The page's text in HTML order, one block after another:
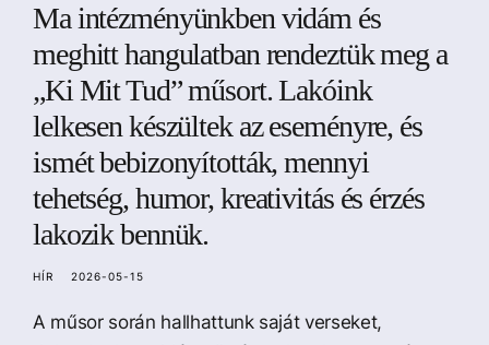
Ma intézményünkben vidám és
meghitt hangulatban rendeztük meg a
„Ki Mit Tud” műsort. Lakóink
lelkesen készültek az eseményre, és
ismét bebizonyították, mennyi
tehetség, humor, kreativitás és érzés
lakozik bennük.
HÍR 2026-05-15
A műsor során hallhattunk saját verseket,